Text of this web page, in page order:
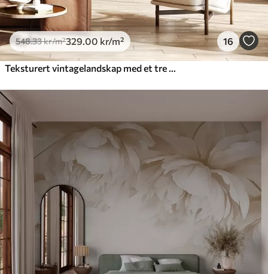
548.33kr/m²329 .00 kr/m² 16